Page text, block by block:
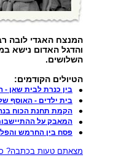
המנצח האגדי לובה
והדגל האדום נישא
השלושים.
הטיולים הקודמים:
בין כנרת לבית שאן -
בית ילדים - האוסף
הקמת תחנת הכוח
המאבק על
פסח בין החרמש
מצאתם טעות בכתבה?